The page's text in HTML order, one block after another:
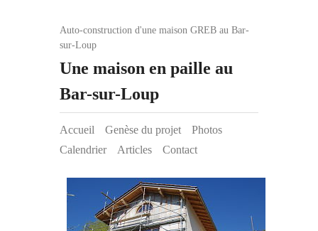
Auto-construction d'une maison GREB au Bar-
sur-Loup
Une maison en paille au
Bar-sur-Loup
Accueil Genèse du projet
Photos
Calendrier
Articles Contact